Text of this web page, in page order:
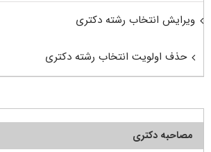
ویرایش انتخاب رشته دکتری
حذف اولویت انتخاب رشته دکتری
مصاحبه دکتری